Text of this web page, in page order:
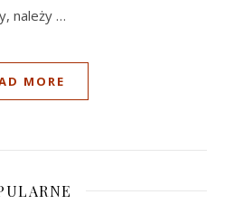
należy …
MORE